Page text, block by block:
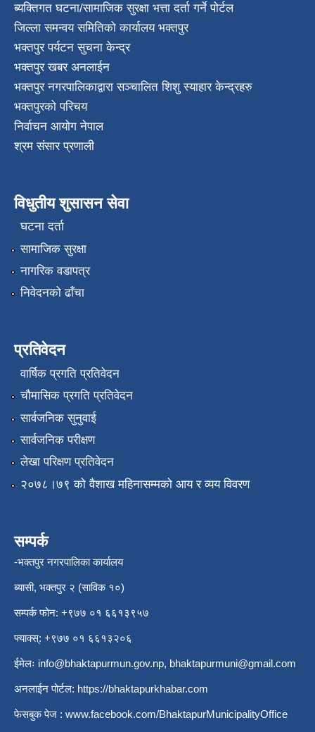
ब्यक्तिगत घटना/सामाजिक सुरक्षा भत्ता दर्ता गर्ने पोर्टल
जिल्ला समन्वय समितिको कार्यालय भक्तपुर
भक्तपुर पर्यटन सुचना केन्द्र
भक्तपुर खबर अनलाईन
भक्तपुर नगरपालिकाद्वारा सञ्चालित शिशु स्याहार केन्द्रहरु
भक्तपुरकाे परिचय
निर्वाचन आयोग नेपाल
श्रम संसार प्रणाली
विधुतीय शुसासन सेवा
घटना दर्ता
सामाजिक सुरक्षा
नागरिक वडापत्र
निवेदनको ढाँचा
प्रतिवेदन
वार्षिक प्रगति प्रतिवेदन
चौमासिक प्रगति प्रतिवेदन
सार्वजनिक सुनुवाई
सार्वजनिक परीक्षण
लेखा परिक्षण प्रतिवेदन
२०७८।७९ को वैशाख महिनासम्मको आय र व्यय विवरण
सम्पर्क
-भक्तपुर नगरपालिका कार्यालय
ब्यासी, भक्तपुर २ (साविक १०)
सम्पर्क फोन: +९७७ ०१ ६६१३९५७
फ्याक्स्: +९७७ ०१ ६६१३२०६
ईमेलः info@bhaktapurmun.gov.np, bhaktapurmuni@gmail.com
अनलाईन पोर्टल: https://bhaktapurkhabar.com
फेसबुक पेज : www.facebook.com/BhaktapurMunicipalityOffice